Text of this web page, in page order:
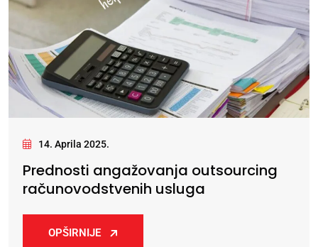
14. Aprila 2025.
Prednosti angažovanja outsourcing
računovodstvenih usluga
OPŠIRNIJE